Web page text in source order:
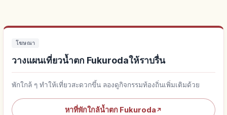
โฆษณา
วางแผนเที่ยวน้ำตก Fukurodaให้ราบรื่น
พักใกล้ ๆ ทำให้เที่ยวสะดวกขึ้น ลองดูกิจกรรมท้องถิ่นเพิ่มเติมด้วย
หาที่พักใกล้น้ำตก Fukuroda ↗